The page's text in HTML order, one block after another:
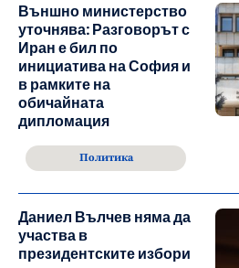
Външно министерство
уточнява: Разговорът с
Иран е бил по
инициатива на София и
в рамките на
обичайната
дипломация
Политика
Даниел Вълчев няма да
участва в
президентските избори